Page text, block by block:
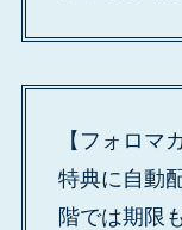
【フォロマ
特典に自動
階では期限